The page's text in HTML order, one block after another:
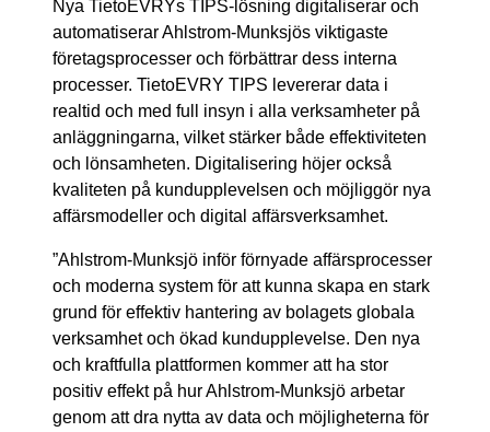
Nya TietoEVRYs TIPS-lösning digitaliserar och
automatiserar Ahlstrom-Munksjös viktigaste
företagsprocesser och förbättrar dess interna
processer. TietoEVRY TIPS levererar data i
realtid och med full insyn i alla verksamheter på
anläggningarna, vilket stärker både effektiviteten
och lönsamheten. Digitalisering höjer också
kvaliteten på kundupplevelsen och möjliggör nya
affärsmodeller och digital affärsverksamhet.
”Ahlstrom-Munksjö inför förnyade affärsprocesser
och moderna system för att kunna skapa en stark
grund för effektiv hantering av bolagets globala
verksamhet och ökad kundupplevelse. Den nya
och kraftfulla plattformen kommer att ha stor
positiv effekt på hur Ahlstrom-Munksjö arbetar
genom att dra nytta av data och möjligheterna för